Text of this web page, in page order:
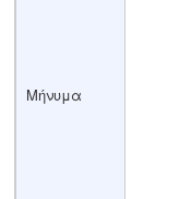
Μήνυμα